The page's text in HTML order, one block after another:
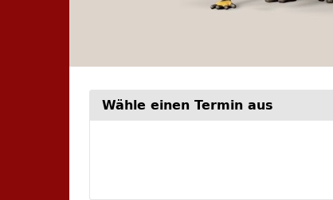
Wähle einen Termin aus